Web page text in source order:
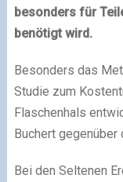
besonders für
benötigt wird.
Besonders das
Studie zum
Flaschenhals
Buchert
Bei den Seltenen